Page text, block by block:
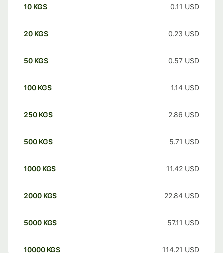
10 KGS 0.11 USD
20 KGS 0.23 USD
50 KGS 0.57 USD
100 KGS 1.14 USD
250 KGS 2.86 USD
500 KGS 5.71 USD
1000 KGS 11.42 USD
2000 KGS 22.84 USD
5000 KGS 57.11 USD
10000 KGS 114.21 USD